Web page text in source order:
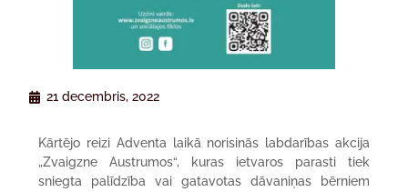
21 decembris, 2022
Kārtējo reizi Adventa laikā norisinās labdarības akcija
„Zvaigzne Austrumos“, kuras ietvaros parasti tiek
sniegta palīdzība vai gatavotas dāvaniņas bērniem